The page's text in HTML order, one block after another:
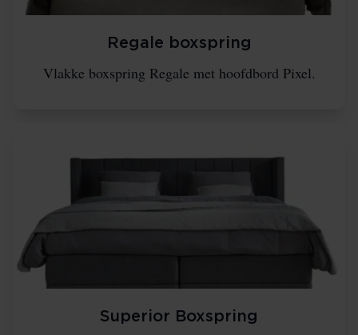
Regale boxspring
Vlakke boxspring Regale met hoofdbord Pixel.
Superior Boxspring